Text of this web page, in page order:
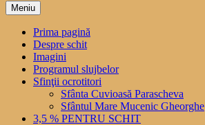
Meniu
Prima pagină
Despre schit
Imagini
Programul slujbelor
Sfinţii ocrotitori
Sfânta Cuvioasă Parascheva
Sfântul Mare Mucenic Gheorghe
3,5 % PENTRU SCHIT